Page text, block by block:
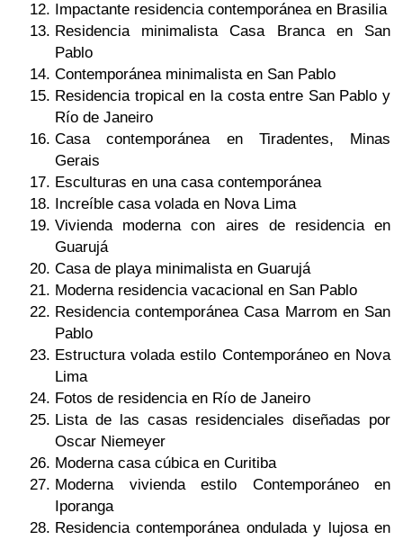
Impactante residencia contemporánea en Brasilia
Residencia minimalista Casa Branca en San
Pablo
Contemporánea minimalista en San Pablo
Residencia tropical en la costa entre San Pablo y
Río de Janeiro
Casa contemporánea en Tiradentes, Minas
Gerais
Esculturas en una casa contemporánea
Increíble casa volada en Nova Lima
Vivienda moderna con aires de residencia en
Guarujá
Casa de playa minimalista en Guarujá
Moderna residencia vacacional en San Pablo
Residencia contemporánea Casa Marrom en San
Pablo
Estructura volada estilo Contemporáneo en Nova
Lima
Fotos de residencia en Río de Janeiro
Lista de las casas residenciales diseñadas por
Oscar Niemeyer
Moderna casa cúbica en Curitiba
Moderna vivienda estilo Contemporáneo en
Iporanga
Residencia contemporánea ondulada y lujosa en